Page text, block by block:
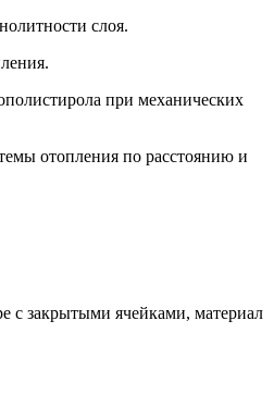
слоя.
при механических
отопления по расстоянию и
с закрытыми ячейками, материал